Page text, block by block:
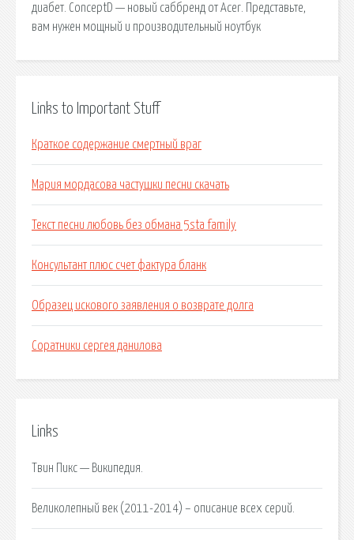
диабет. ConceptD — новый саббренд от Acer. Представьте,
вам нужен мощный и производительный ноутбук
Links to Important Stuff
Краткое содержание смертный враг
Мария мордасова частушки песни скачать
Текст песни любовь без обмана 5sta family
Консультант плюс счет фактура бланк
Образец искового заявления о возврате долга
Соратники сергея данилова
Links
Твин Пикс — Википедия.
Великолепный век (2011-2014) – описание всех серий.